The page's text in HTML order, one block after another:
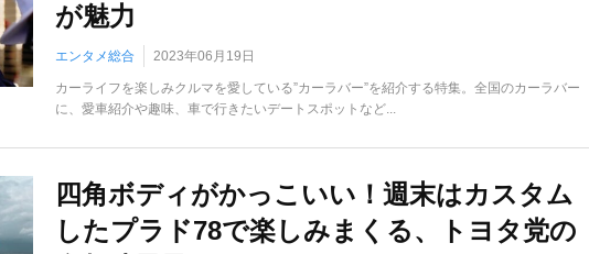
が魅力
エンタメ総合 2023年06月19日
カーライフを楽しみクルマを愛している”カーラバー”を紹介する特集。全国のカーラバー
に、愛車紹介や趣味、車で行きたいデートスポットなど...
四角ボディがかっこいい！週末はカスタム
したプラド78で楽しみまくる、トヨタ党の